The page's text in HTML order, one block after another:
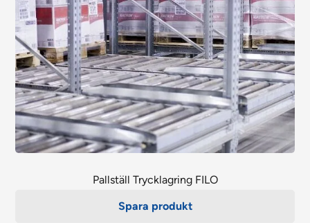
Pallställ Trycklagring FILO
Spara produkt